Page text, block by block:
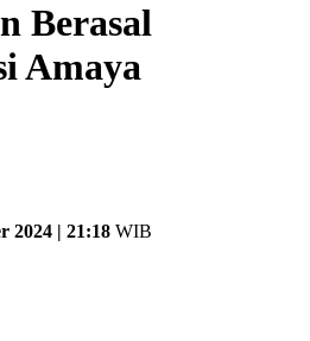
Berasal
Amaya
2024 | 21:18 WIB